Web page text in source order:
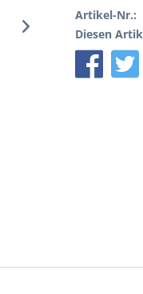
Artikel-Nr.:
Diesen